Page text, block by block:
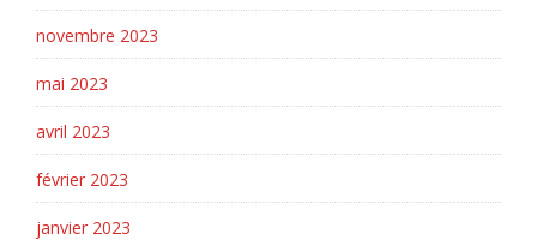
novembre 2023
mai 2023
avril 2023
février 2023
janvier 2023